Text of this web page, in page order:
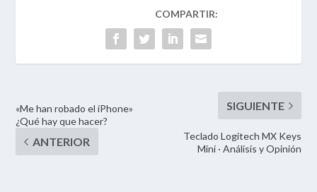
«Me han robado el iPhone»
¿Qué hay que hacer?
Teclado Logitech MX Keys
Mini · Análisis y Opinión